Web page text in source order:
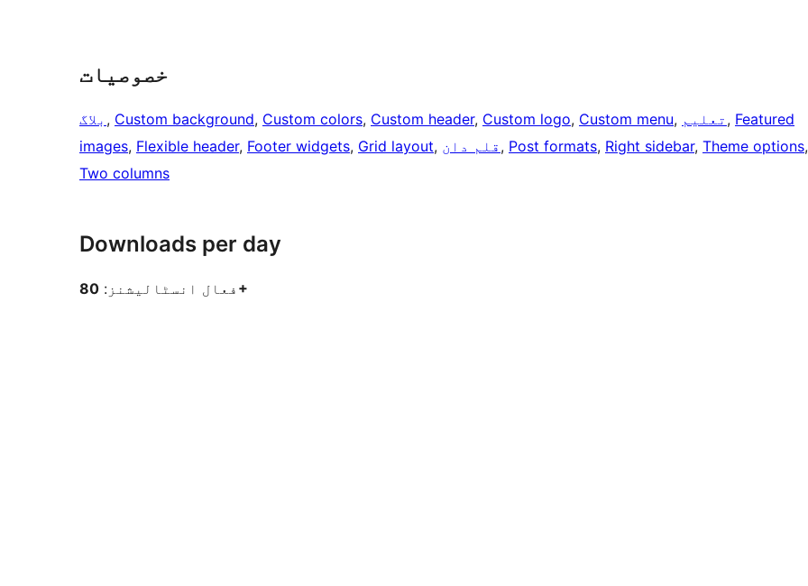
خصوصیات
بلاگ , Custom background, Custom colors, Custom header, Custom logo, Custom menu, تعلیم , Featured
images, Flexible header, Footer widgets, Grid layout, قلم دان , Post formats, Right sidebar, Theme options
Two columns
Downloads per day
فعال انسٹالیشنز: 80+